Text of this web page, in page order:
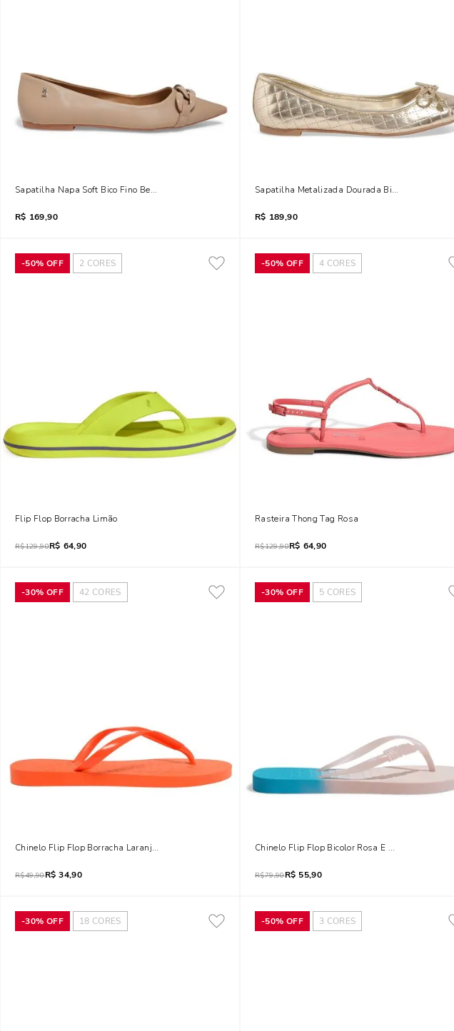
Sapatilha Napa Soft Bico Fino Bege Corrente
R$ 169,90
Sapatilha Metalizada Dourada Bico Redondo Laço
R$ 189,90
-50% OFF 2 CORES
Flip Flop Borracha Limão
R$129,90R$ 64,90
-50% OFF 4 CORES
Rasteira Thong Tag Rosa
R$129,90R$ 64,90
-30% OFF 42 CORES
Chinelo Flip Flop Borracha Laranja Flame
R$49,90R$ 34,90
-30% OFF 5 CORES
Chinelo Flip Flop Bicolor Rosa E Azul
R$79,90R$ 55,90
-30% OFF 18 CORES -50% OFF 3 CORES